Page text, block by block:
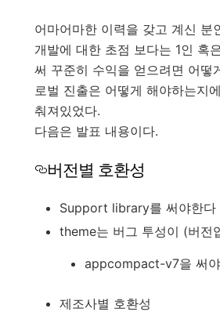
어마어마한 이력을 갖고 계신 분
개발에 대한 초점 보다는 1인 혹
써 꾸준히 수익을 얻으려면 어떻
로벌 진출은 어떻게 해야하는지
춰져있었다.
다음은 발표 내용이다.
버전별 호환성
Support library를 써야한다
theme는 버그 투성이 (버전
appcompact-v7을 써
제조사별 호환성